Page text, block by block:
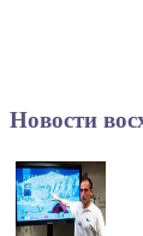
Новости